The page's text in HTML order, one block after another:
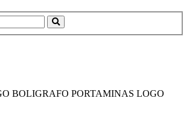
BOLIGRAFO PORTAMINAS LOGO